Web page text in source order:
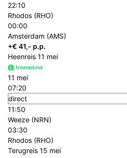
22:10
Rhodos (RHO)
00:00
Amsterdam (AMS)
+€ 41,- p.p.
Heenreis 11 mei
11 mei
07:20
direct
11:50
Weeze (NRN)
03:30
Rhodos (RHO)
Terugreis 15 mei